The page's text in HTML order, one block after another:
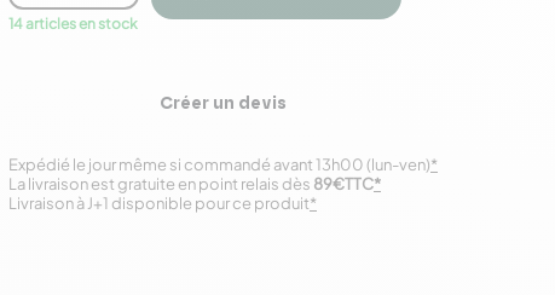
14 articles en stock
Créer un devis
Expédié le jour même si commandé avant 13h00 (lun-ven)*
Livraison à J+1 disponible pour ce produit*
La livraison est gratuite en point relais dès 89€TTC*